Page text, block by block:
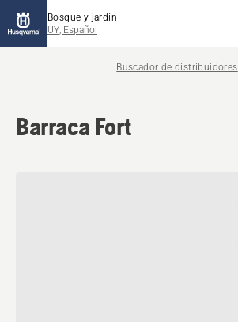
Bosque y jardín
UY, Español
Buscador de distribuidores
Barraca Fort